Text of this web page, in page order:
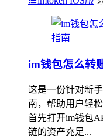
im钱包怎么转
这是一份针对新
南，帮助用户轻
首先打开im钱包
链的资产充足...